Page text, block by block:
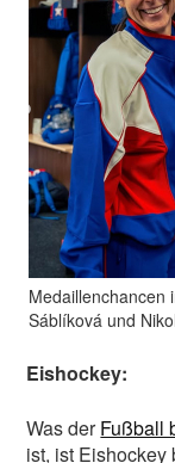
Medaillenchancen
Sáblíková und
Eishockey:
Was derFußball
ist, ist Eishockey